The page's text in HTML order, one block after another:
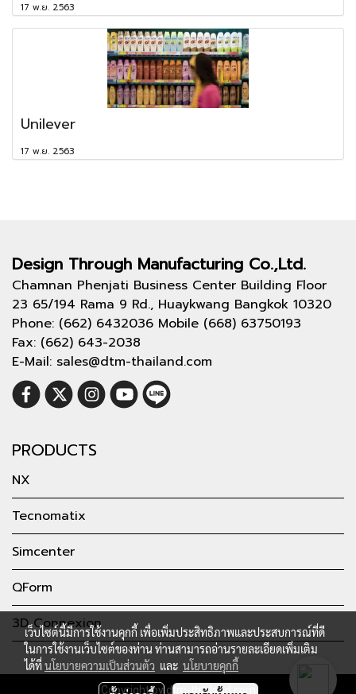
17 พ.ย. 2563
Unilever
17 พ.ย. 2563
Design Through Manufacturing Co.,Ltd.
Chamnan Phenjati Business Center Building Floor
23 65/194 Rama 9 Rd., Huaykwang Bangkok 10320
Phone: (662) 6432036 Mobile (668) 63750193
Fax: (662) 643-2038
E-Mail: sales@dtm-thailand.com
PRODUCTS
NX
Tecnomatix
Simcenter
QForm
3D Connexion
Copyright by dtm-thailand.com
เว็บไซต์นี้มีการใช้งานคุกกี้ เพื่อเพิ่มประสิทธิภาพและประสบการณ์ที่ดี
ในการใช้งานเว็บไซต์ของท่าน ท่านสามารถอ่านรายละเอียดเพิ่มเติม
ได้ที่นโยบายความเป็นส่วนตัว และ นโยบายคุกกี้